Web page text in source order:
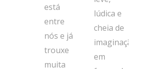
está
entre
nós e já
trouxe
muita
lúdica e
cheia de
imaginação
em